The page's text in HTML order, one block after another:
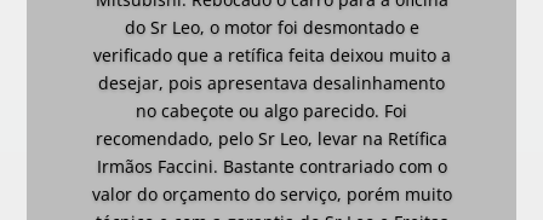
do Sr Leo, o motor foi desmontado e
verificado que a retífica feita deixou muito a
desejar, pois apresentava desalinhamento
no cabeçote ou algo parecido. Foi
recomendado, pelo Sr Leo, levar na Retífica
Irmãos Faccini. Bastante contrariado com o
valor do orçamento do serviço, porém muito